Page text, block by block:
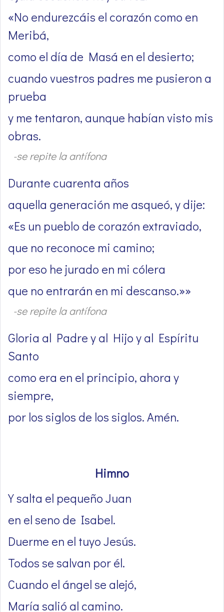
«No endurezcáis el corazón como en
Meribá,
como el día de Masá en el desierto;
cuando vuestros padres me pusieron a
prueba
y me tentaron, aunque habían visto mis
obras.
-se repite la antífona
Durante cuarenta años
aquella generación me asqueó, y dije:
«Es un pueblo de corazón extraviado,
que no reconoce mi camino;
por eso he jurado en mi cólera
que no entrarán en mi descanso.»»
-se repite la antífona
Gloria al Padre y al Hijo y al Espíritu
Santo
como era en el principio, ahora y
siempre,
por los siglos de los siglos. Amén.
Himno
Y salta el pequeño Juan
en el seno de Isabel.
Duerme en el tuyo Jesús.
Todos se salvan por él.
Cuando el ángel se alejó,
María salió al camino.